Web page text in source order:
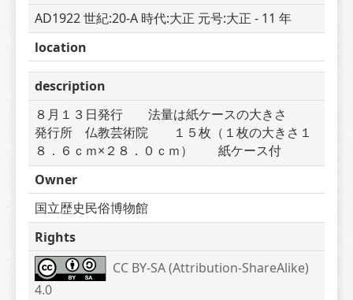
AD1922 世紀:20-A 時代:大正 元号:大正 - 11 年
location
description
８月１３日発行　　法量は紙ケースの大きさ
発行所　仏教芸術院　　１５枚（１枚の大きさ１
８．６ｃｍ×２８．０ｃｍ）　　紙ケース付
Owner
国立歴史民俗博物館
Rights
CC BY-SA (Attribution-ShareAlike)
4.0